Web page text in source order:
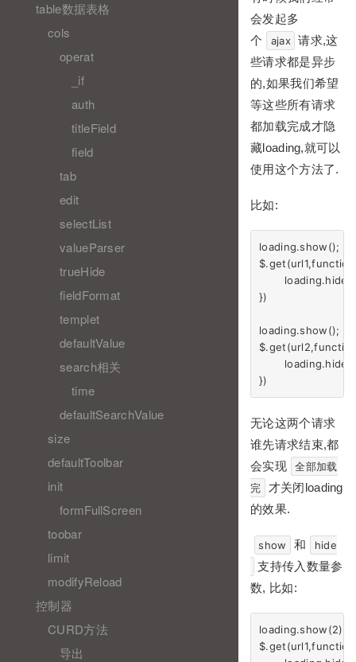
table数据表格
cols
operat
_if
auth
titleField
field
tab
edit
selectList
valueParser
trueHide
fieldFormat
templet
defaultValue
search相关
time
defaultSearchValue
size
defaultToolbar
init
formFullScreen
toobar
limit
modifyReload
控制器
CURD方法
导出
会发起多
个
ajax 请求,这
些请求都是异步
的,如果我们希望
等这些所有请求
都加载完成才隐
藏loading,就可以
使用这个方法了.
比如:
loading.show();
})
loading.show();
无论这两个请求
谁先请求结束,都
会实现
全部加载
完
才关闭loading
的效果.
show 和 hide
支持传入数量参
数, 比如:
loading.show(2);